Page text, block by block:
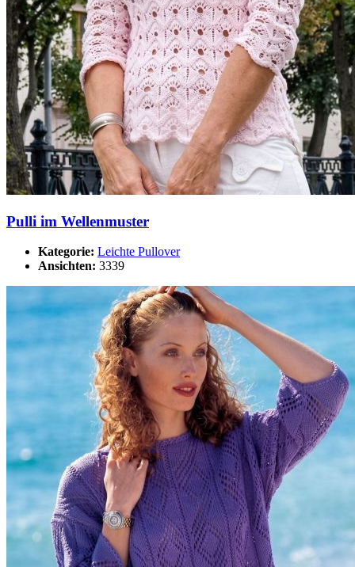
Pulli im Wellenmuster
Kategorie: Leichte Pullover
Ansichten: 3339